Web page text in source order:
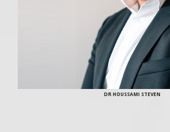
DR HOUSSAMI STEVEN